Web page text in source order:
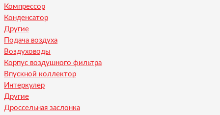
Компрессор
Конденсатор
Другие
Подача воздуха
Воздуховоды
Корпус воздушного фильтра
Впускной коллектор
Интеркулер
Другие
Дроссельная заслонка